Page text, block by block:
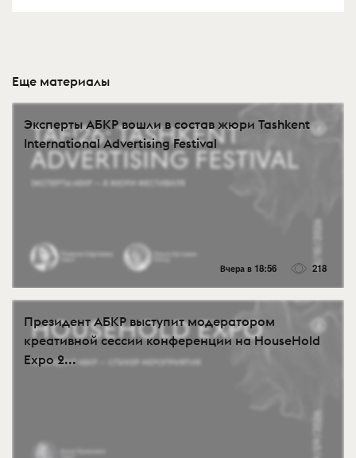
Еще материалы
Эксперты АБКР вошли в состав жюри Tashkent
International Advertising Festival
Вчера в 18:56 218
Президент АБКР выступит модератором
креативной сессии конференции на HouseHold
Expo 2...